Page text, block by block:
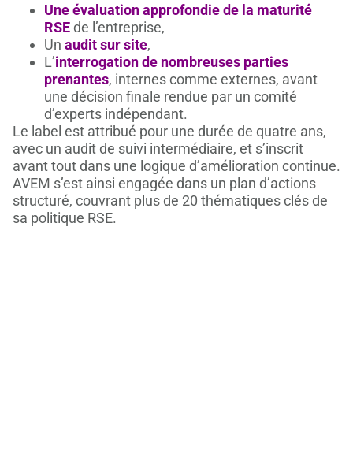
Une évaluation approfondie de la maturité
RSEde l’entreprise,
Un audit sur site,
L’interrogation de nombreuses parties
prenantes, internes comme externes, avant
une décision finale rendue par un comité
d’experts indépendant.
Le label est attribué pour une durée de quatre ans,
avec un audit de suivi intermédiaire, et s’inscrit
avant tout dans une logique d’amélioration continue.
AVEM s’est ainsi engagée dans un plan d’actions
structuré, couvrant plus de 20 thématiques clés de
sa politique RSE.